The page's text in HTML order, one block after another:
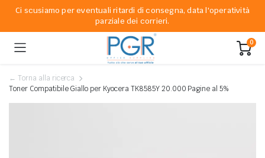
Ci scusiamo per eventuali ritardi di consegna, data l'operatività
parziale dei corrieri.
0
← Torna alla ricerca
Toner Compatibile Giallo per Kyocera TK8585Y 20.000 Pagine al 5%